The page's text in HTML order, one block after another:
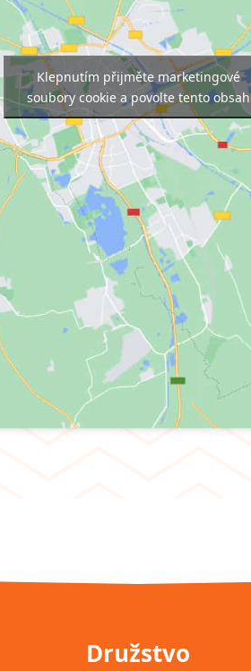
Klepnutím přijměte marketingové
soubory cookie a povolte tento obsah
Družstvo